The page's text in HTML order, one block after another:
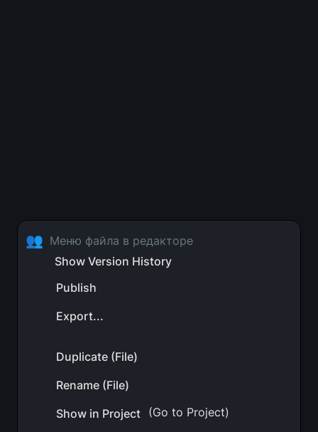
👥 Меню файла в редакторе
Show Version History
Publish
Export...
Duplicate (File)
Rename (File)
Show in Project (Go to Project)